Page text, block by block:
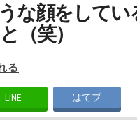
な顔をして
（笑）
る
LINE はてブ